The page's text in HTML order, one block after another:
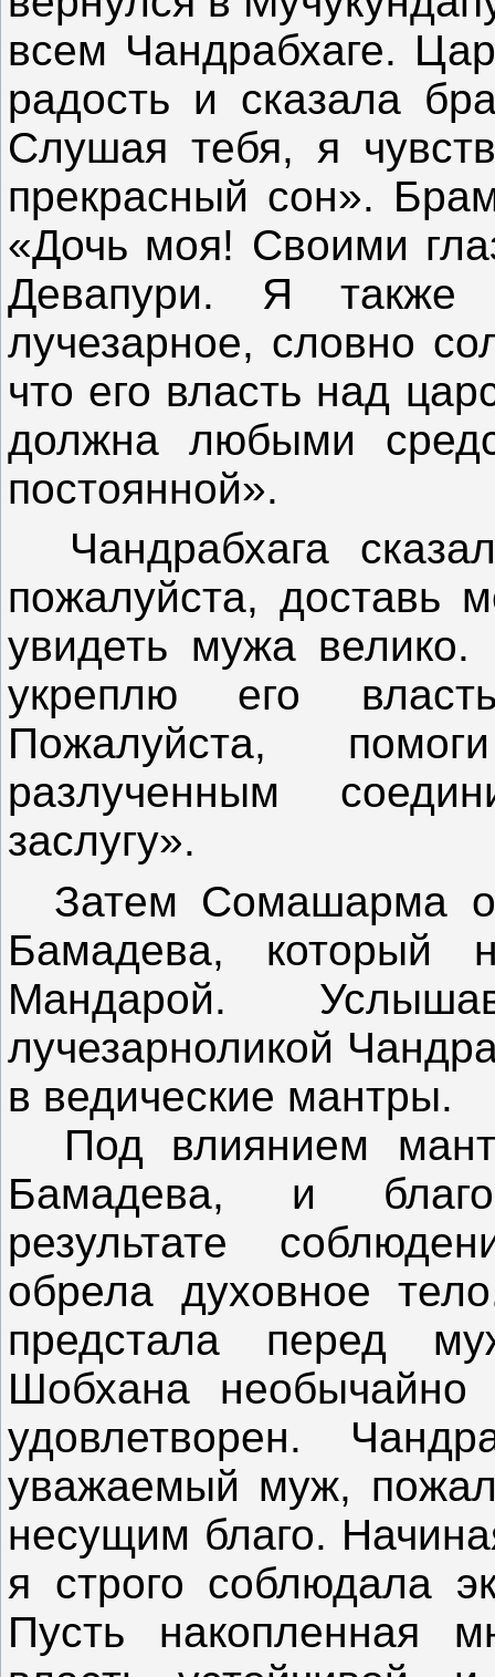
всем Чандрабхаге.
радость и сказала
Слушая тебя, я
прекрасный сон».
«Дочь моя! Своими
Девапури. Я также
лучезарное, словно
что его власть над
должна любыми
постоянной».
Чандрабхага
пожалуйста, доставь
увидеть мужа велико.
укреплю его
Пожалуйста,
разлученным
заслугу».
Затем Сомашарма
Бамадева, который
Мандарой.
лучезарноликой
в ведические мантры.
Под влиянием
Бамадева, и
результате
обрела духовное
предстала перед
Шобхана
удовлетворен.
уважаемый муж,
несущим благо.
я строго соблюдала
Пусть накопленная